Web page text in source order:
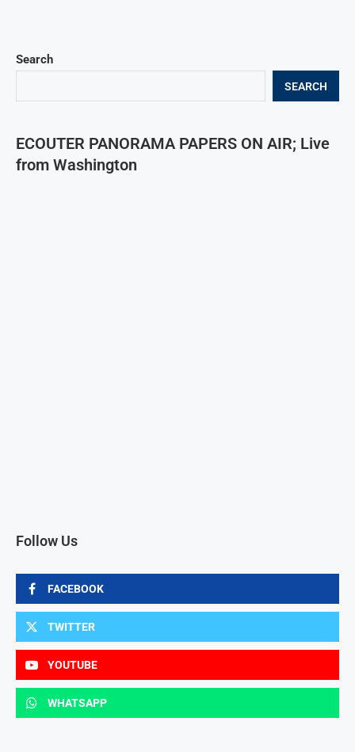
Search
SEARCH
ECOUTER PANORAMA PAPERS ON AIR; Live
from Washington
Follow Us
FACEBOOK
TWITTER
YOUTUBE
WHATSAPP